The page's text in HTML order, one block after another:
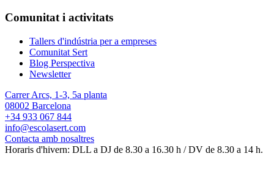
Comunitat i activitats
Tallers d'indústria per a empreses
Comunitat Sert
Blog Perspectiva
Newsletter
Carrer Arcs, 1-3, 5a planta
08002 Barcelona
+34 933 067 844
info@escolasert.com
Contacta amb nosaltres
Horaris d'hivern: DLL a DJ de 8.30 a 16.30 h / DV de 8.30 a 14 h.